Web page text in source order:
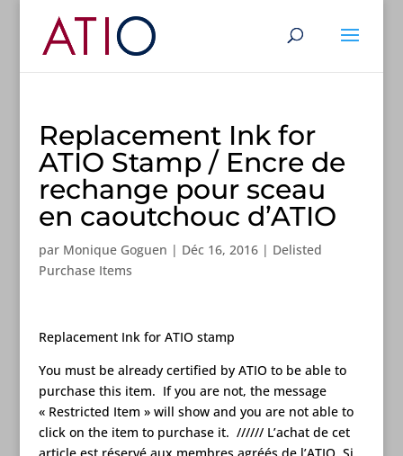
Replacement Ink for
ATIO Stamp / Encre de
rechange pour sceau
en caoutchouc d’ATIO
par Monique Goguen | Déc 16, 2016| Delisted
Purchase Items
Replacement Ink for ATIO stamp
You must be already certified by ATIO to be able to
purchase this item. If you are not, the message
« Restricted Item » will show and you are not able to
click on the item to purchase it. ////// L’achat de cet